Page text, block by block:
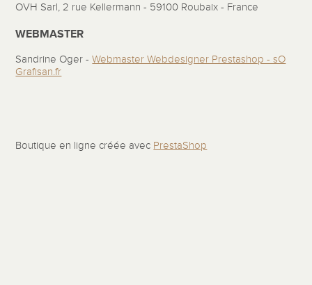
OVH Sarl, 2 rue Kellermann - 59100 Roubaix - France
WEBMASTER
Sandrine Oger -Webmaster Webdesigner Prestashop - sO
Grafisan.fr
Boutique en ligne créée avec PrestaShop